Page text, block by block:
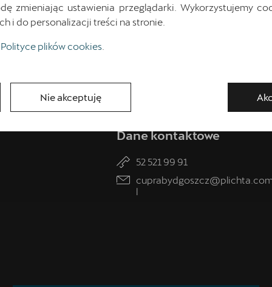
Umówienie wizyty w serwisie
Dane kontaktowe
52 521 99 91
l
zmieniając ustawienia przeglądarki. Wykorzystujemy
i do personalizacji treści na stronie.
Polityce plików cookies
Nie akceptuję